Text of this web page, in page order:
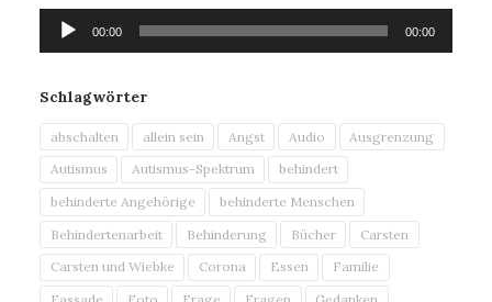
Audio-
Player
00:00 00:00
Schlagwörter
abschalten allein sein Angst Audio
Ausgrenzung
Autismus
Autismus-Spektrum
behindert
behinderte Angehörige
behinderte Menschen
Behindertenarbeit
Behinderung Bücher
Carsten
Carsten und Wiebke
Corona Essen
Familie